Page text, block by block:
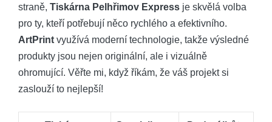
straně, Tiskárna ‌Pelhřimov Express je skvělá‍ volba
pro⁤ ty, kteří potřebují ‍něco rychlého a efektivního.
ArtPrint využívá moderní technologie, takže výsledné
produkty jsou nejen originální, ale ⁤i vizuálně
ohromující. Věřte mi, když‌ říkám, ‍že váš projekt si‍
zaslouží to nejlepší!